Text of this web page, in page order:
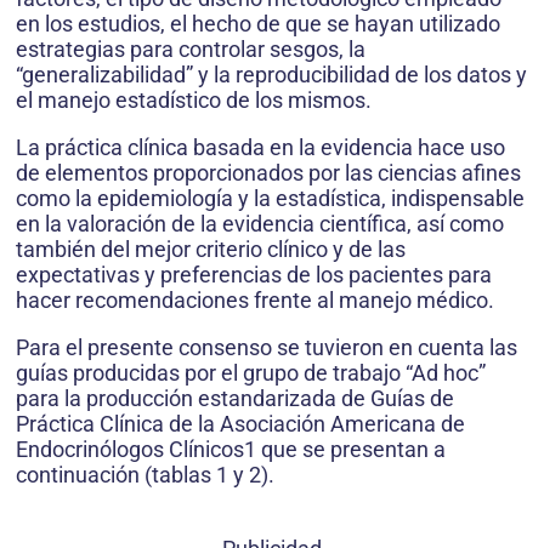
en los estudios, el hecho de que se hayan utilizado
estrategias para controlar sesgos, la
“generalizabilidad” y la reproducibilidad de los datos y
el manejo estadístico de los mismos.
La práctica clínica basada en la evidencia hace uso
de elementos proporcionados por las ciencias afines
como la epidemiología y la estadística, indispensable
en la valoración de la evidencia científica, así como
también del mejor criterio clínico y de las
expectativas y preferencias de los pacientes para
hacer recomendaciones frente al manejo médico.
Para el presente consenso se tuvieron en cuenta las
guías producidas por el grupo de trabajo “Ad hoc”
para la producción estandarizada de Guías de
Práctica Clínica de la Asociación Americana de
Endocrinólogos Clínicos1 que se presentan a
continuación (tablas 1 y 2).